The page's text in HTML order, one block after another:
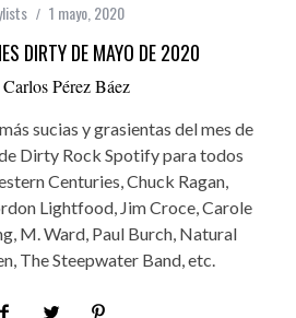
1 mayo, 2020
DIRTY DE MAYO DE 2020
Carlos Pérez Báez
sucias y grasientas del mes de
Dirty Rock Spotify para todos
Centuries, Chuck Ragan,
Lightfood, Jim Croce, Carole
M. Ward, Paul Burch, Natural
The Steepwater Band, etc.